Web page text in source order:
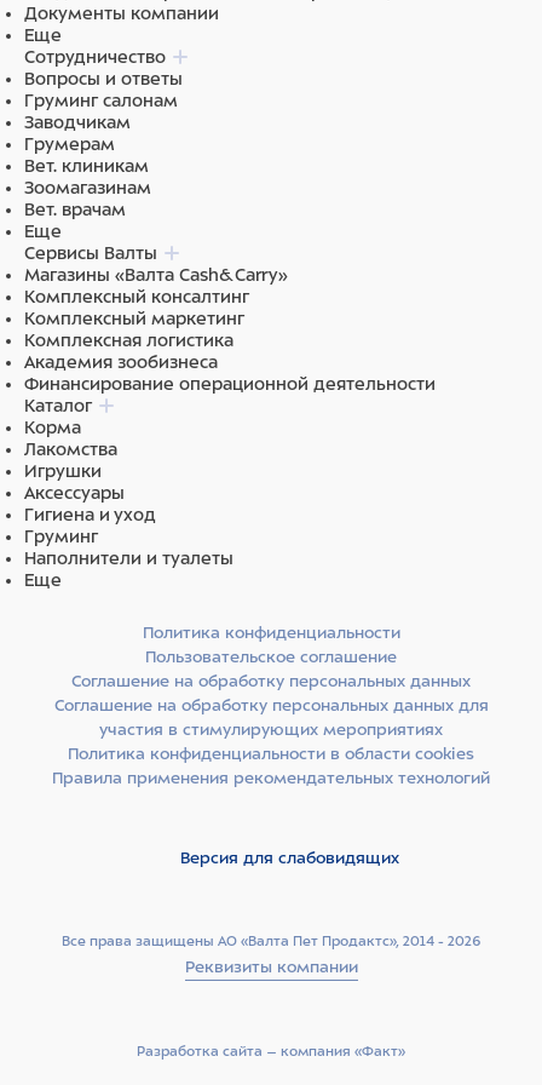
Состав: Рыба и побочные рыбные продукты (Рыбная
мука), Растительные продукты, Дрожжи, Экстракты
растительного белка, Масла и жиры (Рыбий жир,
Растительные), Моллюски и раки, Водоросли,
Минеральные вещества.
Документы компании
Еще
Сотрудничество
Вопросы и ответы
Груминг салонам
Заводчикам
Грумерам
Вет. клиникам
Зоомагазинам
Вет. врачам
Еще
Сервисы Валты
Магазины «Валта Cash&Carry»
Комплексный консалтинг
Комплексный маркетинг
Комплексная логистика
Академия зообизнеса
Финансирование операционной деятельности
Каталог
Корма
Лакомства
Игрушки
Аксессуары
Гигиена и уход
Груминг
Наполнители и туалеты
Еще
Все права защищены АО «Валта Пет Продактс», 2014 - 2026
Реквизиты компании
Политика конфиденциальности
Пользовательское соглашение
Соглашение на обработку персональных данных
Соглашение на обработку персональных данных для
участия в стимулирующих мероприятиях
Политика конфиденциальности в области cookies
Правила применения рекомендательных технологий
Версия для слабовидящих
Разработка сайта –­ компания «Факт»